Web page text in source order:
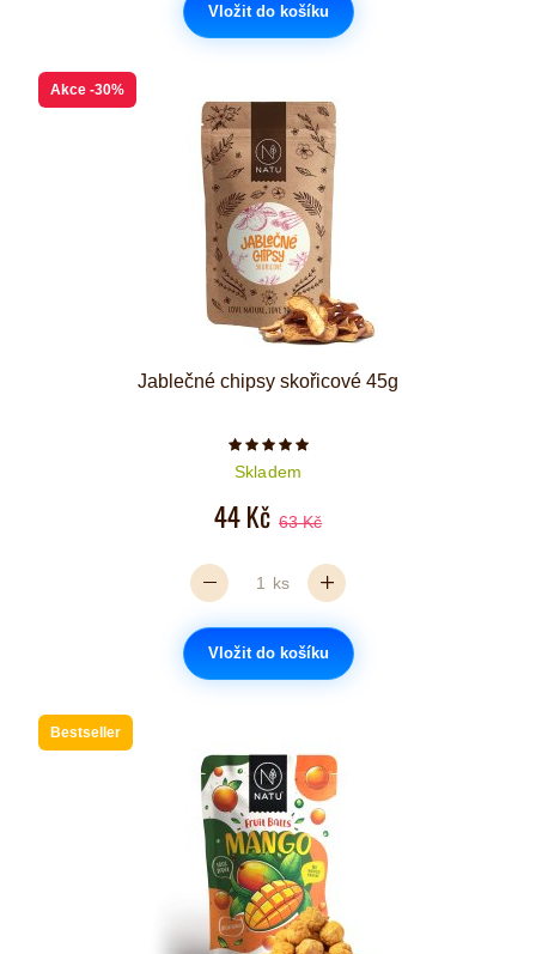
Vložit do košíku
Akce -30%
Jablečné chipsy skořicové 45g
Počet hvězdiček je 5 z 5
Skladem
44 Kč 63 Kč
ks
Vložit do košíku
Bestseller